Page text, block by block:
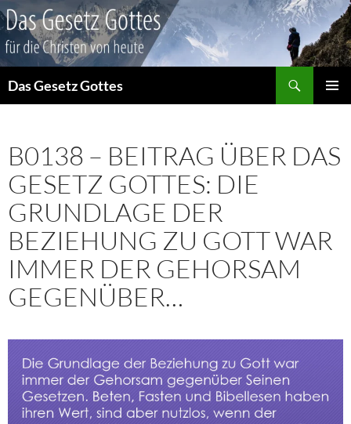
Das Gesetz Gottes
B0138 – BEITRAG ÜBER DAS
GESETZ GOTTES: DIE
GRUNDLAGE DER
BEZIEHUNG ZU GOTT WAR
IMMER DER GEHORSAM
GEGENÜBER…